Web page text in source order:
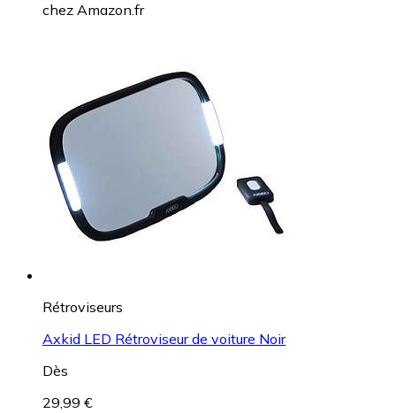
chez Amazon.fr
Rétroviseurs
Axkid LED Rétroviseur de voiture Noir
Dès
29,99 €